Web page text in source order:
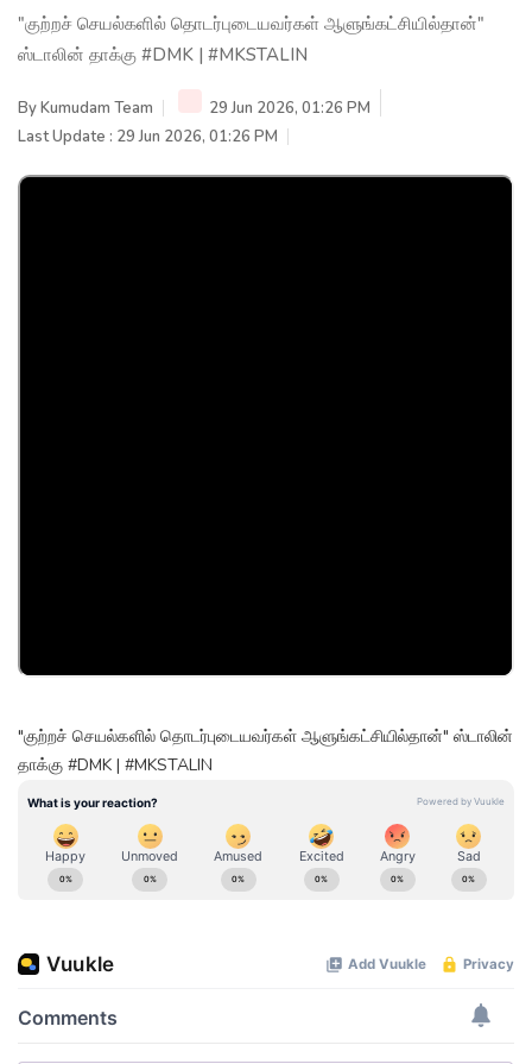
"குற்றச் செயல்களில் தொடர்புடையவர்கள் ஆளுங்கட்சியில்தான்"
ஸ்டாலின் தாக்கு #DMK | #MKSTALIN
ByKumudam Team
29 Jun 2026, 01:26 PM
Last Update : 29 Jun 2026, 01:26 PM
"குற்றச் செயல்களில் தொடர்புடையவர்கள் ஆளுங்கட்சியில்தான்" ஸ்டாலின்
தாக்கு #DMK | #MKSTALIN